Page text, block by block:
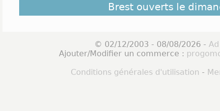
Brest ouverts le
© 02/12/2003 - 08/08/2026 -
Ajouter/Modifier un commerce :
Conditions générales d'utilisation -